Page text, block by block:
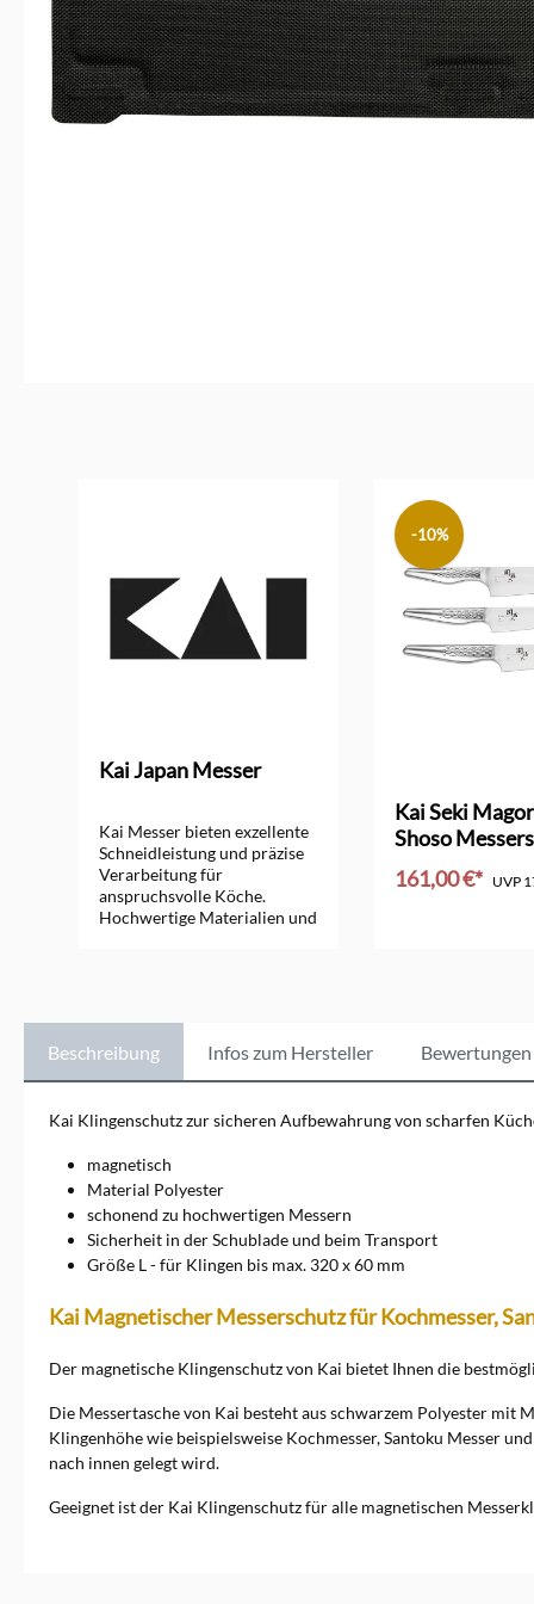
Kai Japan Messer
Kai Messer bieten exzellente
Schneidleistung und präzise
Verarbeitung für
anspruchsvolle Köche.
Hochwertige Materialien und
-10%
Kai Seki
Shoso
Kochmesser
161,00 €* UVP
Beschreibung Infos zum Hersteller Bewertungen
Kai Klingenschutz zur sicheren Aufbewahrung von scharfen
magnetisch
Material Polyester
schonend zu hochwertigen Messern
Sicherheit in der Schublade und beim Transport
Größe L - für Klingen bis max. 320 x 60 mm
Kai Magnetischer Messerschutz für Kochmesser,
Der magnetische Klingenschutz von Kai bietet Ihnen die
Die Messertasche von Kai besteht aus schwarzem Polyester mit
Klingenhöhe wie beispielsweise Kochmesser, Santoku Messer
nach innen gelegt wird.
Geeignet ist der Kai Klingenschutz für alle magnetischen